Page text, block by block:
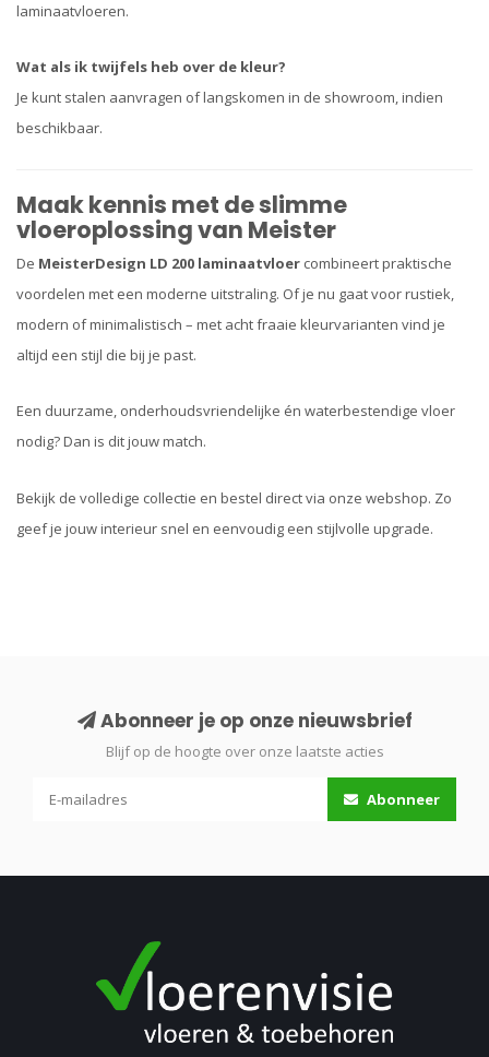
laminaatvloeren.
Wat als ik twijfels heb over de kleur?
Je kunt stalen aanvragen of langskomen in de showroom, indien
beschikbaar.
Maak kennis met de slimme
vloeroplossing van Meister
De MeisterDesign LD 200 laminaatvloer combineert praktische
voordelen met een moderne uitstraling. Of je nu gaat voor rustiek,
modern of minimalistisch – met acht fraaie kleurvarianten vind je
altijd een stijl die bij je past.
Een duurzame, onderhoudsvriendelijke én waterbestendige vloer
nodig? Dan is dit jouw match.
Bekijk de volledige collectie en bestel direct via onze webshop. Zo
geef je jouw interieur snel en eenvoudig een stijlvolle upgrade.
Abonneer je op onze nieuwsbrief
Blijf op de hoogte over onze laatste acties
Abonneer